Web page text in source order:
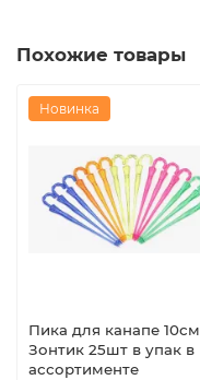
Похожие товары
Новинка
Пика для канапе 10см
Зонтик 25шт в упак в
ассортименте